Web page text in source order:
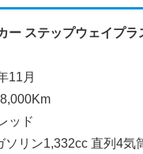
ー ステップウェイプラ
11月
ッド
ソリン1,332cc 直列4気